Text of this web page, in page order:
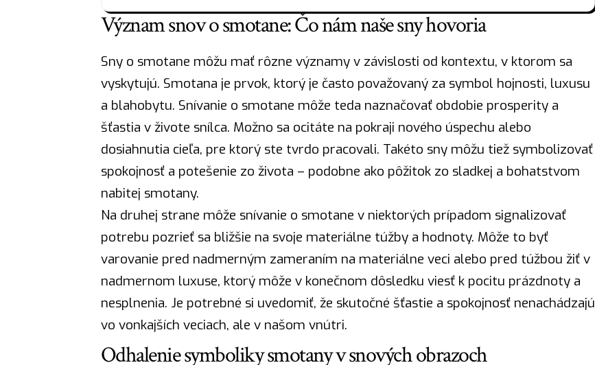
Význam snov o smotane: Čo nám naše sny hovoria
Sny o smotane môžu mať rôzne významy v závislosti od kontextu, v ktorom sa
vyskytujú. Smotana je prvok, ktorý je často považovaný za symbol hojnosti, luxusu
a blahobytu. Snívanie o smotane môže teda naznačovať obdobie prosperity a
šťastia v živote snílca. Možno sa ocitáte na pokraji nového úspechu alebo
dosiahnutia cieľa, pre ktorý ste tvrdo pracovali. Takéto sny môžu tiež symbolizovať
spokojnosť a potešenie zo života – podobne ako pôžitok zo sladkej a bohatstvom
nabitej smotany.
Na druhej strane môže snívanie o smotane v niektorých prípadom signalizovať
potrebu pozrieť sa bližšie na svoje materiálne túžby a hodnoty. Môže to byť
varovanie pred nadmerným zameraním na materiálne veci alebo pred túžbou žiť v
nadmernom luxuse, ktorý môže v konečnom dôsledku viesť k pocitu prázdnoty a
nesplnenia. Je potrebné si uvedomiť, že skutočné šťastie a spokojnosť nenachádzajú
vo vonkajších veciach, ale v našom vnútri.
Odhalenie symboliky smotany v snových obrazoch